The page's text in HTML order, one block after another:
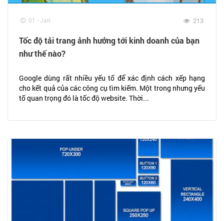
01 - Jan 213
Tốc độ tải trang ảnh hưởng tới kinh doanh của bạn
như thế nào?
Google dùng rất nhiều yếu tố để xác định cách xếp hạng
cho kết quả của các công cụ tìm kiếm. Một trong nhưng yếu
tố quan trọng đó là tốc độ website. Thời...